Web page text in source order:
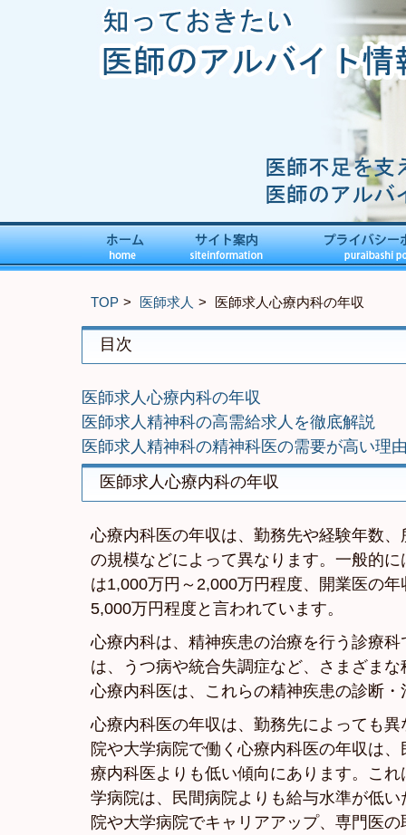
TOP 医師求人 医師求人心療内科の年収
目次
医師求人心療内科の年収
医師求人精神科の高需給求人を徹底解説
医師求人精神科の精神科医の需要が高い理
医師求人心療内科の年収
心療内科医の年収は、勤務先や経験年数
の規模などによって異なります。一般的
は1,000万円～2,000万円程度、開業医の
5,000万円程度と言われています。
心療内科は、精神疾患の治療を行う診療
は、うつ病や統合失調症など、さまざま
心療内科医は、これらの精神疾患の診断
心療内科医の年収は、勤務先によっても
院や大学病院で働く心療内科医の年収は
療内科医よりも低い傾向にあります。こ
学病院は、民間病院よりも給与水準が低
院や大学病院でキャリアアップ、専門医